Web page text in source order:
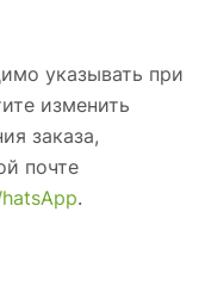
указывать при
изменить
заказа,
почте
.